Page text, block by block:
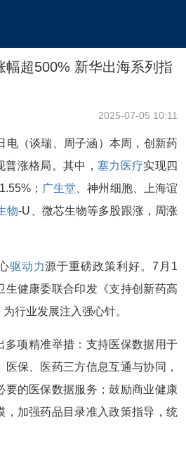
幅超500% 新华出海系列指
2025-07-05 10:11
电（谈瑞、周子涵）本周，创新药
涨格局。其中，​ 塞力医疗实现四
； 广生堂 、神州细胞、上海谊
物-U、微芯生物等多股跟涨，周涨
驱动力源于重磅政策利好。​​7月1
生健康委联合印发《支持创新药高
行业发展注入强心针。
多项精准举措：支持医保数据用于
保、医药三方信息互通与协同，
要的医保数据服务；鼓励商业健康
，加强药品目录准入政策指导，统